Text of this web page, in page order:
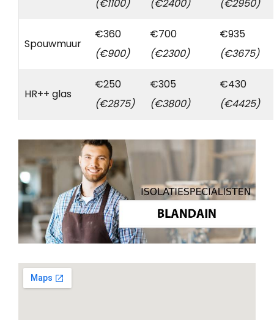
(€1100)
(€2400)
(€2950)
Spouwmuur
€360
(€900)
€700
(€2300)
€935
(€3675)
HR++ glas
€250
(€2875)
€305
(€3800)
€430
(€4425)